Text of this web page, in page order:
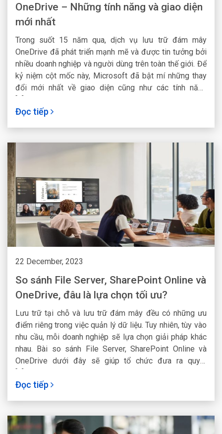
OneDrive – Những tính năng và giao diện
mới nhất
Trong suốt 15 năm qua, dịch vụ lưu trữ đám mây
OneDrive đã phát triển mạnh mẽ và được tin tưởng bởi
nhiều doanh nghiệp và người dùng trên toàn thế giới. Để
kỷ niệm cột mốc này, Microsoft đã bật mí những thay
đổi mới nhất về giao diện cũng như các tính năng
Đọc tiếp
22 December, 2023
So sánh File Server, SharePoint Online và
OneDrive, đâu là lựa chọn tối ưu?
Lưu trữ tại chỗ và lưu trữ đám mây đều có những ưu
điểm riêng trong việc quản lý dữ liệu. Tuy nhiên, tùy vào
nhu cầu, mỗi doanh nghiệp sẽ lựa chọn giải pháp khác
nhau. Bài so sánh File Server, SharePoint Online và
OneDrive dưới đây sẽ giúp tổ chức đưa ra quyết
Đọc tiếp